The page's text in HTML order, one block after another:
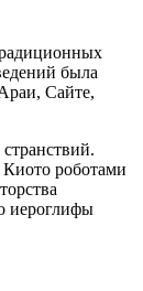
была
Сайте,
роботами
иероглифы